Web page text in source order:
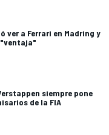
ver a Ferrari en Madring y
siempre pone
de la FIA